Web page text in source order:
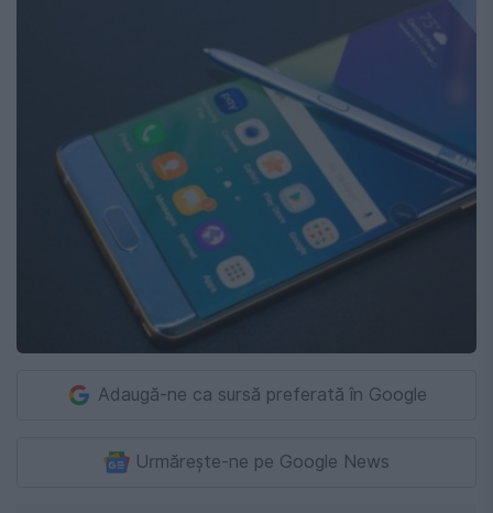
Adaugă-ne ca sursă preferată în Google
Urmărește-ne pe Google News